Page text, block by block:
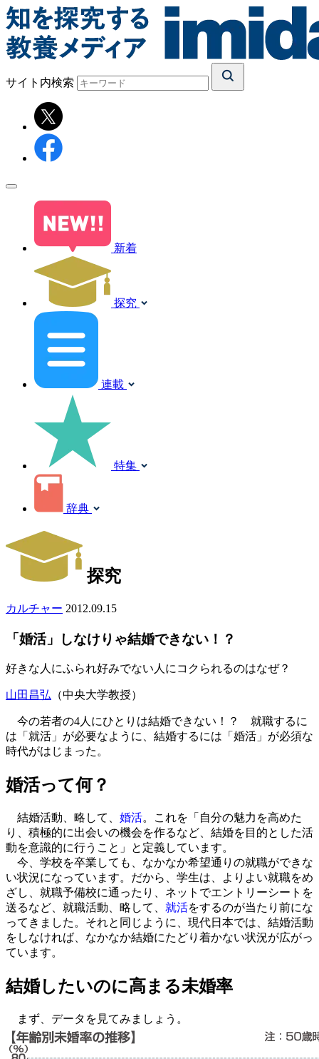
サイト内検索
新着
探究
連載
特集
辞典
探究
カルチャー 2012.09.15
「婚活」しなけりゃ結婚できない！？
好きな人にふられ好みでない人にコクられるのはなぜ？
山田昌弘 （中央大学教授）
今の若者の4人にひとりは結婚できない！？ 就職するに
は「就活」が必要なように、結婚するには「婚活」が必須な
時代がはじまった。
婚活って何？
結婚活動、略して、 婚活。これを「自分の魅力を高めた
り、積極的に出会いの機会を作るなど、結婚を目的とした活
動を意識的に行うこと」と定義しています。
今、学校を卒業しても、なかなか希望通りの就職ができな
い状況になっています。だから、学生は、よりよい就職をめ
ざし、就職予備校に通ったり、ネットでエントリーシートを
送るなど、就職活動、略して、 就活をするのが当たり前にな
ってきました。それと同じように、現代日本では、結婚活動
をしなければ、なかなか結婚にたどり着かない状況が広がっ
ています。
結婚したいのに高まる未婚率
まず、データを見てみましょう。